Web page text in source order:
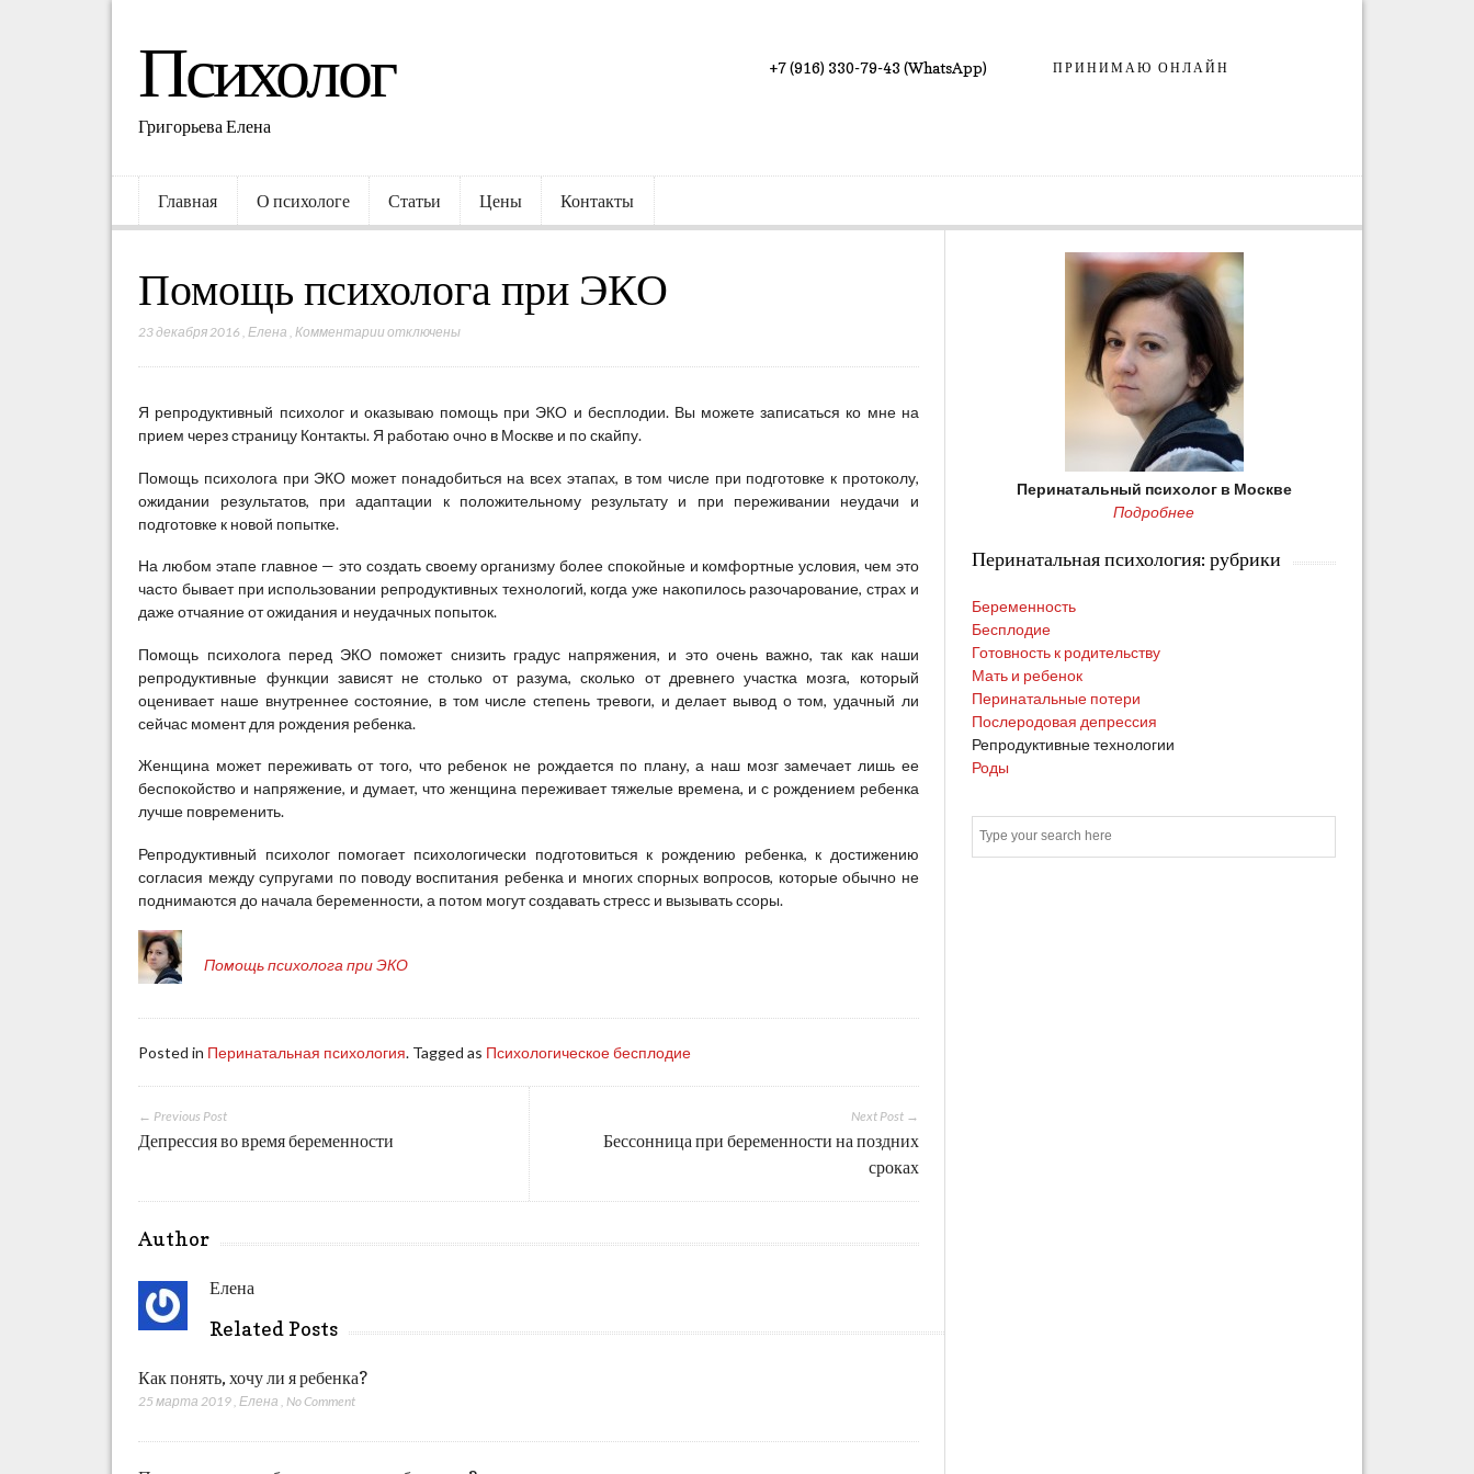
Психолог
Григорьева Елена
+7 (916) 330-79-43 (WhatsApp) ПРИНИМАЮ ОНЛАЙН
Главная О психологе Статьи Цены Контакты
Помощь психолога при ЭКО
23 декабря 2016 ,Елена ,Комментарии к
и
с
о
щ
ь
с
и
х
о
о
г
р
и
Э
отключены
Я репродуктивный психолог и оказываю помощь при ЭКО и бесплодии. Вы можете записаться ко мне на
прием через страницу Контакты. Я работаю очно в Москве и по скайпу.
Помощь психолога при ЭКО может понадобиться на всех этапах, в том числе при подготовке к протоколу,
ожидании результатов, при адаптации к положительному результату и при переживании неудачи и
подготовке к новой попытке.
На любом этапе главное — это создать своему организму более спокойные и комфортные условия, чем это
часто бывает при использовании репродуктивных технологий, когда уже накопилось разочарование, страх и
даже отчаяние от ожидания и неудачных попыток.
Помощь психолога перед ЭКО поможет снизить градус напряжения, и это очень важно, так как наши
репродуктивные функции зависят не столько от разума, сколько от древнего участка мозга, который
оценивает наше внутреннее состояние, в том числе степень тревоги, и делает вывод о том, удачный ли
сейчас момент для рождения ребенка.
Женщина может переживать от того, что ребенок не рождается по плану, а наш мозг замечает лишь ее
беспокойство и напряжение, и думает, что женщина переживает тяжелые времена, и с рождением ребенка
лучше повременить.
Репродуктивный психолог помогает психологически подготовиться к рождению ребенка, к достижению
согласия между супругами по поводу воспитания ребенка и многих спорных вопросов, которые обычно не
поднимаются до начала беременности, а потом могут создавать стресс и вызывать ссоры.
Помощь психолога при ЭКО
Posted in Перинатальная психология. Tagged as Психологическое бесплодие
Next Post →
Бессонница при беременности на поздних
сроках
← Previous Post
Депрессия во время беременности
Author
Елена
Related Posts
Как понять, хочу ли я ребенка?
25 марта 2019,Елена ,No Comment
Перинатальный психолог в Москве
Подробнее
Перинатальная психология: рубрики
Беременность
Бесплодие
Готовность к родительству
Мать и ребенок
Перинатальные потери
Послеродовая депрессия
Репродуктивные технологии
Роды
e